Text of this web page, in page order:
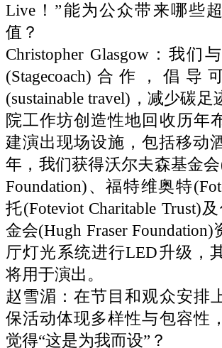
Live！”能为公众带来哪些
值？
Christopher Glasgow：我们
(Stagecoach)合作，倡导
(sustainable travel)，减少碳足
院工作坊创造性地回收历年
建演出现场设施，包括移动
年，我们获得沃尔夫森基金会
Foundation)、福特维奥特
托(Foteviot Charitable Trust)
金会(Hugh Fraser
厅灯光系统进行LED升级，
将用于演出。
赵雪湄：在节目和观众安排
保活动体现多样性与包容性
觉得“这是为我而设”？